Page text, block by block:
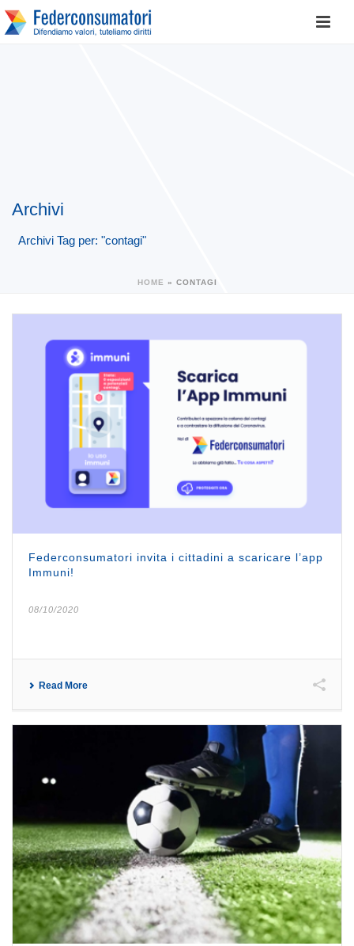
Archivi
Archivi Tag per: "contagi"
HOME » CONTAGI
Federconsumatori invita i cittadini a scaricare l’app
Immuni!
08/10/2020
Read More